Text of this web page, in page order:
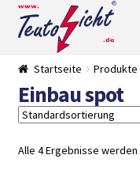
Zur
Navigation
springen
Springe
zum
Startseite Produkte
Einbau spot
Alle 4 Ergebnisse